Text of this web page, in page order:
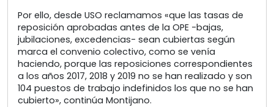
Por ello, desde USO reclamamos «que las tasas de
reposición aprobadas antes de la OPE -bajas,
jubilaciones, excedencias- sean cubiertas según
marca el convenio colectivo, como se venía
haciendo, porque las reposiciones correspondientes
a los años 2017, 2018 y 2019 no se han realizado y son
104 puestos de trabajo indefinidos los que no se han
cubierto», continúa Montijano.